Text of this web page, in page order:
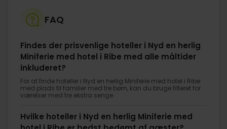
FAQ
Findes der prisvenlige hoteller i Nyd en herlig
Miniferie med hotel i Ribe med alle måltider
inkluderet?
For at finde hoteller i Nyd en herlig Miniferie med hotel i Ribe
med plads til familier med tre børn, kan du bruge filteret for
værelser med tre ekstra senge.
Hvilke hoteller i Nyd en herlig Miniferie med